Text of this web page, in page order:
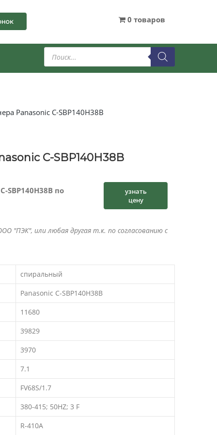
0 товаров
Поиск
товаров
Panasonic C-SBP140H38B
C-SBP140H38B
SBP140H38B по
узнать
цену
"ПЭК", или любая другая т.к. по согласованию с
спиральный
Panasonic C-SBP140H38B
11680
39829
3970
7.1
FV68S/1.7
380-415; 50HZ; 3 F
R-410A